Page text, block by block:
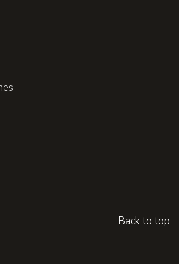
Back to top